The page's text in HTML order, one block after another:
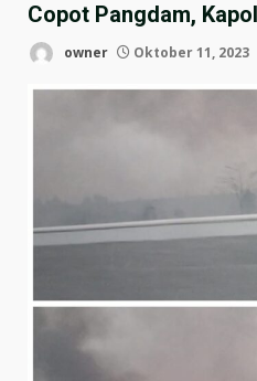
Copot Pangdam,
owner Oktober 11, 2023